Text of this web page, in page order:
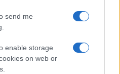
send me
enable storage
on web or